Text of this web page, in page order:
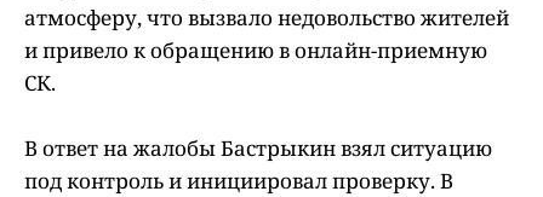
атмосферу, что вызвало недовольство жителей
и привело к обращению в онлайн-приемную
СК.
В ответ на жалобы Бастрыкин взял ситуацию
под контроль и инициировал проверку. В